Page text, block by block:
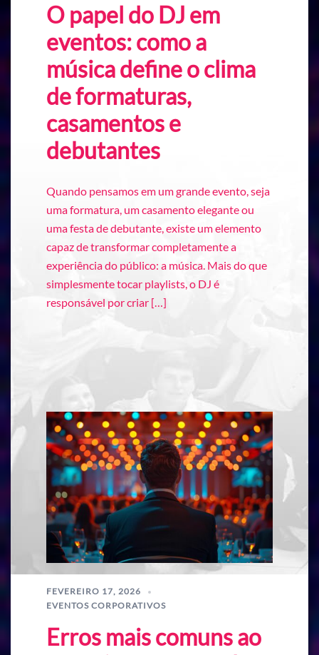
O papel do DJ em
eventos: como a
música define o clima
de formaturas,
casamentos e
debutantes
Quando pensamos em um grande evento, seja
uma formatura, um casamento elegante ou
uma festa de debutante, existe um elemento
capaz de transformar completamente a
experiência do público: a música. Mais do que
simplesmente tocar playlists, o DJ é
responsável por criar […]
FEVEREIRO 17, 2026
EVENTOS CORPORATIVOS
Erros mais comuns ao